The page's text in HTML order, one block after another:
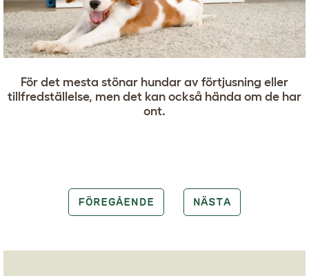
För det mesta stönar hundar av förtjusning eller
tillfredställelse, men det kan också hända om de har
ont.
FÖREGÅENDE NÄSTA